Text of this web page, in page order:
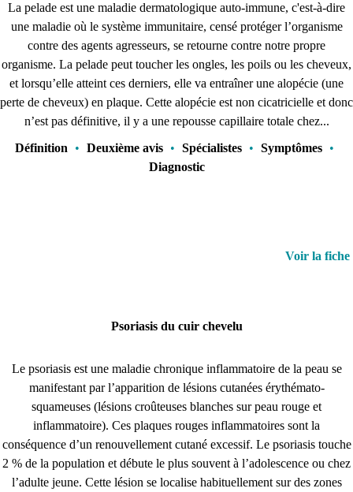
La pelade est une maladie dermatologique auto-immune, c'est-à-dire
une maladie où le système immunitaire, censé protéger l’organisme
contre des agents agresseurs, se retourne contre notre propre
organisme. La pelade peut toucher les ongles, les poils ou les cheveux,
et lorsqu’elle atteint ces derniers, elle va entraîner une alopécie (une
perte de cheveux) en plaque. Cette alopécie est non cicatricielle et donc
n’est pas définitive, il y a une repousse capillaire totale chez...
Définition
• Deuxième avis • Spécialistes • Symptômes •
Diagnostic
Voir la fiche
Psoriasis du cuir chevelu
Le psoriasis est une maladie chronique inflammatoire de la peau se
manifestant par l’apparition de lésions cutanées érythémato-
squameuses (lésions croûteuses blanches sur peau rouge et
inflammatoire). Ces plaques rouges inflammatoires sont la
conséquence d’un renouvellement cutané excessif. Le psoriasis touche
2 % de la population et débute le plus souvent à l’adolescence ou chez
l’adulte jeune. Cette lésion se localise habituellement sur des zones